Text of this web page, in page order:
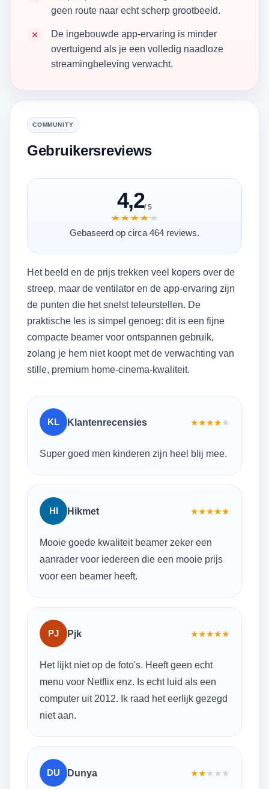
geen route naar echt scherp grootbeeld.
De ingebouwde app-ervaring is minder
overtuigend als je een volledig naadloze
streamingbeleving verwacht.
COMMUNITY
Gebruikersreviews
Het beeld en de prijs trekken veel kopers over de
streep, maar de ventilator en de app-ervaring zijn
de punten die het snelst teleurstellen. De
praktische les is simpel genoeg: dit is een fijne
compacte beamer voor ontspannen gebruik,
zolang je hem niet koopt met de verwachting van
stille, premium home-cinema-kwaliteit.
4,2/ 5
★★★★★
★★★★★
Gebaseerd op circa 464 reviews.
KL Klantenrecensies ★★★★★
Super goed men kinderen zijn heel blij mee.
HI Hikmet ★★★★★
Mooie goede kwaliteit beamer zeker een
aanrader voor iedereen die een mooie prijs
voor een beamer heeft.
PJ Pjk ★★★★★
Het lijkt niet op de foto's. Heeft geen echt
menu voor Netflix enz. Is echt luid als een
computer uit 2012. Ik raad het eerlijk gezegd
niet aan.
DU Dunya ★★★★★